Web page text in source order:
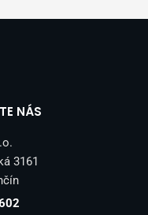
NÁS
3161